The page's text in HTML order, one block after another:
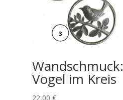
Wandschmuck:
Vogel im Kreis
22,00 €